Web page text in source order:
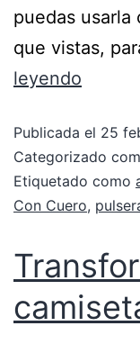
puedas
que vistas,
leyendo
Publicada el 25
Categorizado
Etiquetado como
Con Cuero,